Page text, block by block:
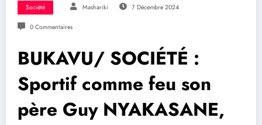
Société Mashariki 7 Décembre 2024
0 Commentaires
BUKAVU/ SOCIÉTÉ :
Sportif comme feu son
père Guy NYAKASANE,